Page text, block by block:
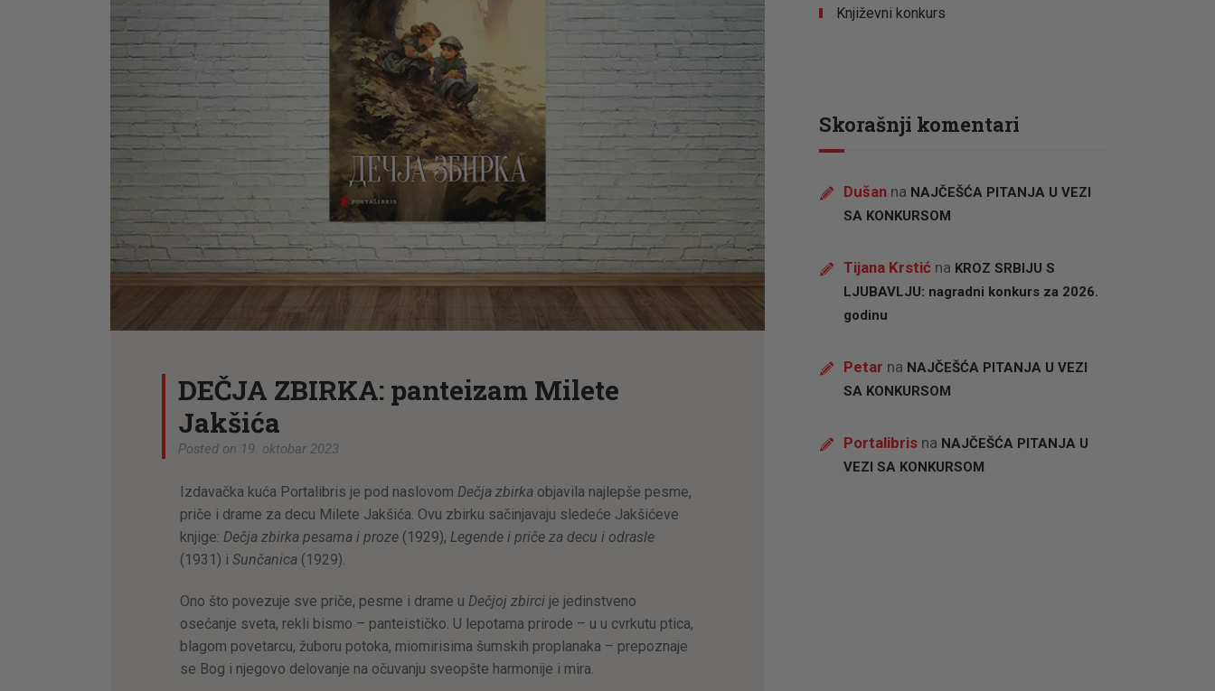
AKTUELNOSTI
CENOVNIK
PISMO
DEČJA ZBIRKA: panteizam Milete
Jakšića
Posted on 19. oktobar 2023
Izdavačka kuća Portalibris je pod naslovom Dečja zbirkaobjavila najlepše pesme,
priče i drame za decu Milete Jakšića. Ovu zbirku sačinjavaju sledeće Jakšićeve
knjige: Dečja zbirka pesama i proze(1929), Legende i priče za decu i odrasle
(1931) i Sunčanica(1929).
Ono što povezuje sve priče, pesme i drame u Dečjoj zbircije jedinstveno
osećanje sveta, rekli bismo – panteističko. U lepotama prirode – u u cvrkutu ptica,
blagom povetarcu, žuboru potoka, miomirisima šumskih proplanaka – prepoznaje
se Bog i njegovo delovanje na očuvanju sveopšte harmonije i mira.
Književni konkurs
Skorašnji komentari
Dušan na NAJČEŠĆA PITANJA U VEZI
SA KONKURSOM
Tijana Krstić na KROZ SRBIJU S
LJUBAVLJU: nagradni konkurs za 2026.
godinu
Petar na NAJČEŠĆA PITANJA U VEZI
SA KONKURSOM
Portalibris na NAJČEŠĆA PITANJA U
VEZI SA KONKURSOM